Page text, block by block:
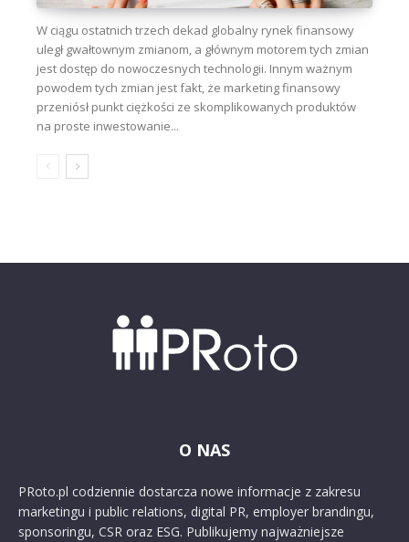
W ciągu ostatnich trzech dekad globalny rynek finansowy
uległ gwałtownym zmianom, a głównym motorem tych zmian
jest dostęp do nowoczesnych technologii. Innym ważnym
powodem tych zmian jest fakt, że marketing finansowy
przeniósł punkt ciężkości ze skomplikowanych produktów
na proste inwestowanie...
O NAS
PRoto.pl codziennie dostarcza nowe informacje z zakresu
marketingu i public relations, digital PR, employer brandingu,
sponsoringu, CSR oraz ESG. Publikujemy najważniejsze